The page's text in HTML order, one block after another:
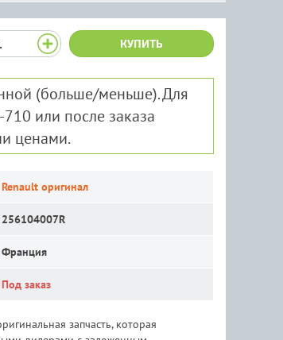
КУПИТЬ
(больше/меньше). Для
или после заказа
ценами.
Renault оригинал
256104007R
Франция
Под заказ
запчасть, которая